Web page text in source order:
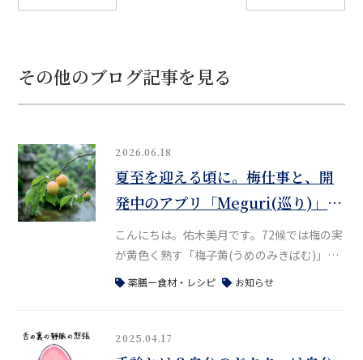
その他のブログ記事を見る
2026.06.18
夏至を迎える頃に。梅仕事と、開
発中のアプリ「Meguri(巡り)」の
お話
こんにちは。佑木美月です。72候では梅の実
が黄色く熟す「梅子黄(うめのみきばむ)」の
頃を過ぎ、もうすぐ夏至を迎えますね。一年
ていただけると、ほっとする時間を持つこと
ができると思います。梅のチカラと夏の養生
薬膳ー食材・レシピ お知らせ
2025.04.17